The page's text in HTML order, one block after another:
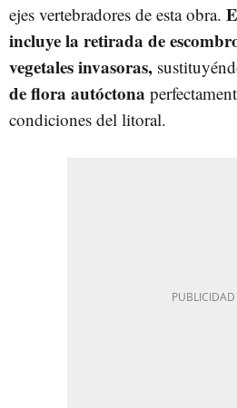
ejes vertebradores de esta obra.
incluye la retirada de
vegetales invasoras,
de flora autóctona
condiciones del litoral.